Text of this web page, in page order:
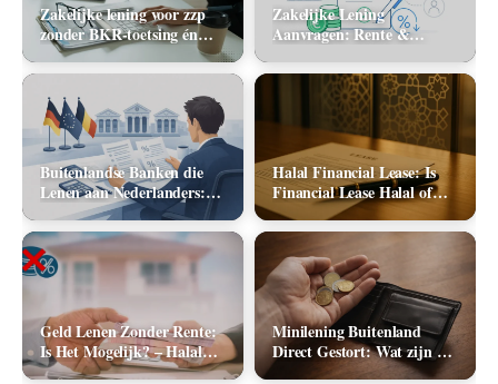
Zakelijke lening voor zzp
zonder BKR-toetsing én
zonder jaarcijfers: kan het
in 2026?
Zakelijke Lening
Aanvragen: Rente &
Buitenlandse Banken die
Lenen aan Nederlanders:
Complete Lijst +
Vergelijking 2026
Halal Financial Lease: Is
Financial Lease Halal of
Haram?
Geld Lenen Zonder Rente:
Is Het Mogelijk? – Halal
Geld Lenen
Minilening Buitenland
Direct Gestort: Wat zijn de
Mogelijkheden in 2026?